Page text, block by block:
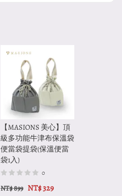
【MASIONS 美心】頂
級多功能牛津布保溫袋
便當袋提袋(保溫便當
袋1入)
0
NT$ 899 NT$ 329